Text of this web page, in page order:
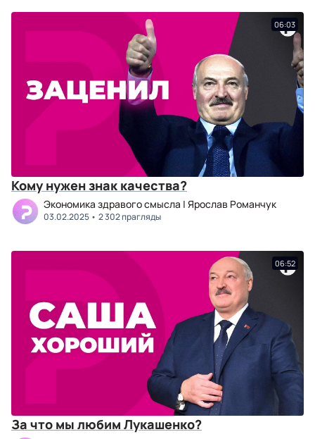
06:03
Кому нужен знак качества?
Экономика здравого смысла | Ярослав Романчук
03.02.2025 2 302 прагляды
06:52
За что мы любим Лукашенко?